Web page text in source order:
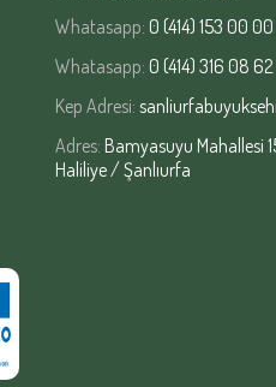
Whatasapp: 0 (414) 153 00 00
Whatasapp: 0 (414) 316 08 62
Kep Adresi:
Adres: Bamyasuyu Mahallesi
Haliliye / Şanlıurfa